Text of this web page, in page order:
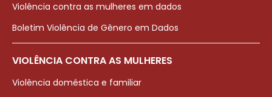
Violência contra as mulheres em dados
Boletim Violência de Gênero em Dados
VIOLÊNCIA CONTRA AS MULHERES
Violência doméstica e familiar